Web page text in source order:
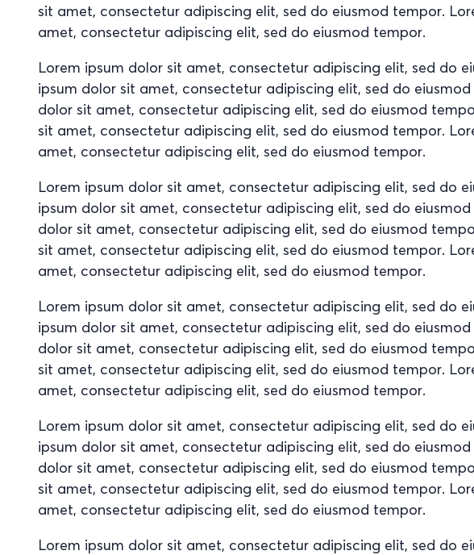
sit amet, consectetur adipiscing elit, sed do eiusmod tempor.
amet, consectetur adipiscing elit, sed do eiusmod tempor.
Lorem ipsum dolor sit amet, consectetur adipiscing elit, sed do
ipsum dolor sit amet, consectetur adipiscing elit, sed do
dolor sit amet, consectetur adipiscing elit, sed do eiusmod
sit amet, consectetur adipiscing elit, sed do eiusmod tempor.
amet, consectetur adipiscing elit, sed do eiusmod tempor.
Lorem ipsum dolor sit amet, consectetur adipiscing elit, sed do
ipsum dolor sit amet, consectetur adipiscing elit, sed do
dolor sit amet, consectetur adipiscing elit, sed do eiusmod
sit amet, consectetur adipiscing elit, sed do eiusmod tempor.
amet, consectetur adipiscing elit, sed do eiusmod tempor.
Lorem ipsum dolor sit amet, consectetur adipiscing elit, sed do
ipsum dolor sit amet, consectetur adipiscing elit, sed do
dolor sit amet, consectetur adipiscing elit, sed do eiusmod
sit amet, consectetur adipiscing elit, sed do eiusmod tempor.
amet, consectetur adipiscing elit, sed do eiusmod tempor.
Lorem ipsum dolor sit amet, consectetur adipiscing elit, sed do
ipsum dolor sit amet, consectetur adipiscing elit, sed do
dolor sit amet, consectetur adipiscing elit, sed do eiusmod
sit amet, consectetur adipiscing elit, sed do eiusmod tempor.
amet, consectetur adipiscing elit, sed do eiusmod tempor.
Lorem ipsum dolor sit amet, consectetur adipiscing elit, sed do